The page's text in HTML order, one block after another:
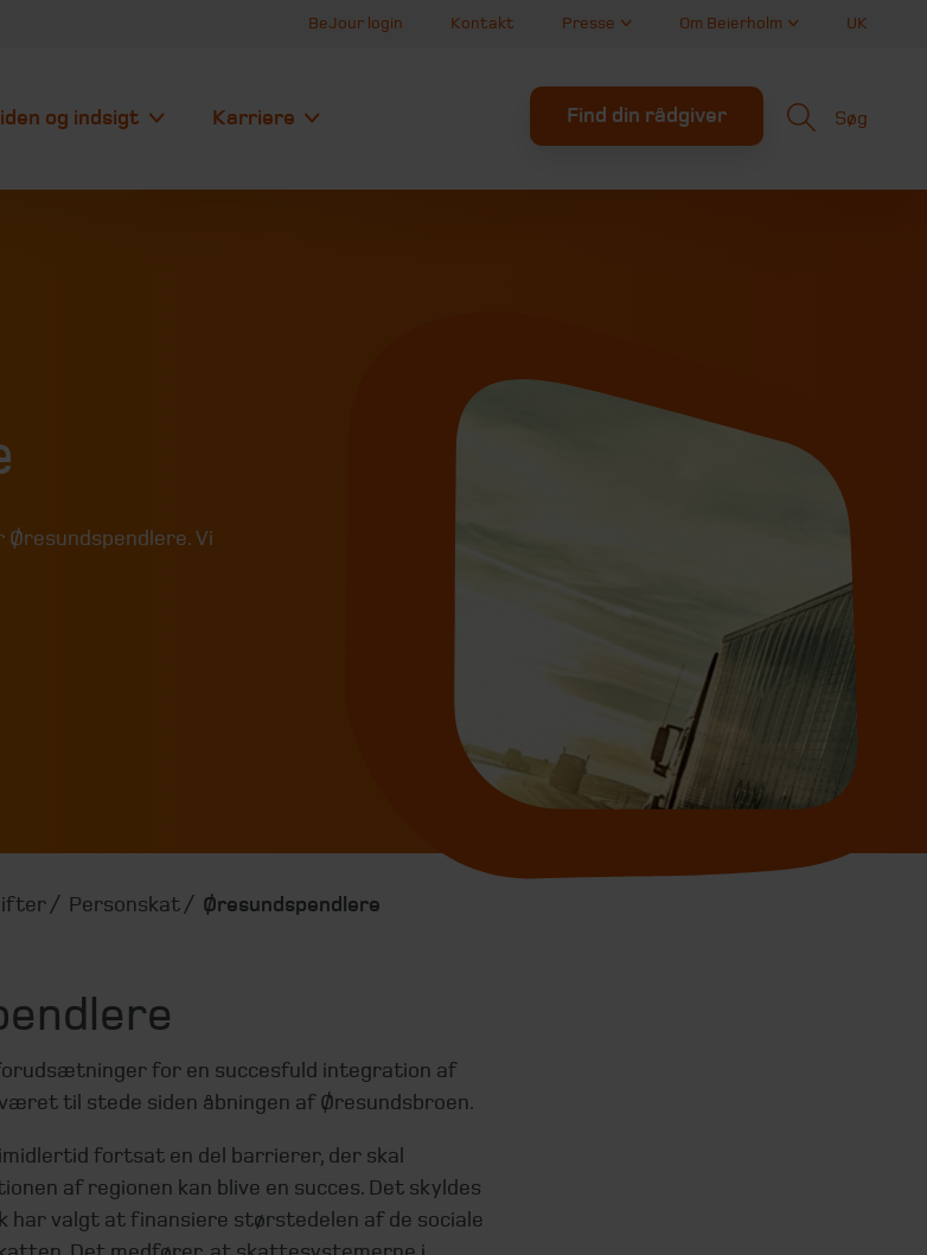
BeJour login Kontakt Presse Om Beierholm UK
og indsigt Karriere Find din rådgiver Søg
Vi
Personskat Øresundspendlere
for en succesfuld integration af
til stede siden åbningen af Øresundsbroen.
fortsat en del barrierer, der skal
af regionen kan blive en succes. Det skyldes
har valgt at finansiere størstedelen af de sociale